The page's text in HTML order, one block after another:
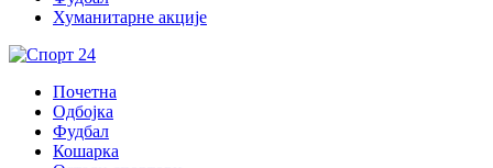
Хуманитарне акције
Почетна
Одбојка
Фудбал
Кошарка